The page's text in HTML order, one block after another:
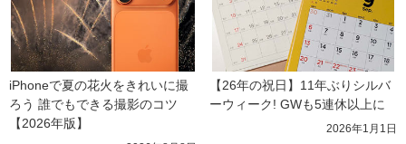
iPhoneで夏の花火をきれいに撮
ろう 誰でもできる撮影のコツ
【2026年版】
【26年の祝日】11年ぶりシルバ
ーウィーク! GWも5連休以上に
2026年1月1日